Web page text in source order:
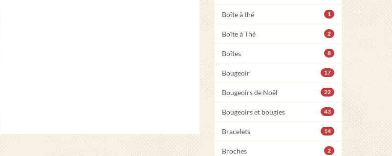
Boîte à thé 1
Boîte à Thé 2
Boîtes 8
Bougeoir 17
Bougeoirs de Noël 22
Bougeoirs et bougies 43
Bracelets 14
Broches 2